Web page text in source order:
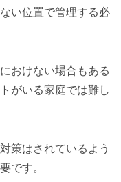
い位置で管理する必
おけない場合もある
がいる家庭では難し
策はされているよう
です。